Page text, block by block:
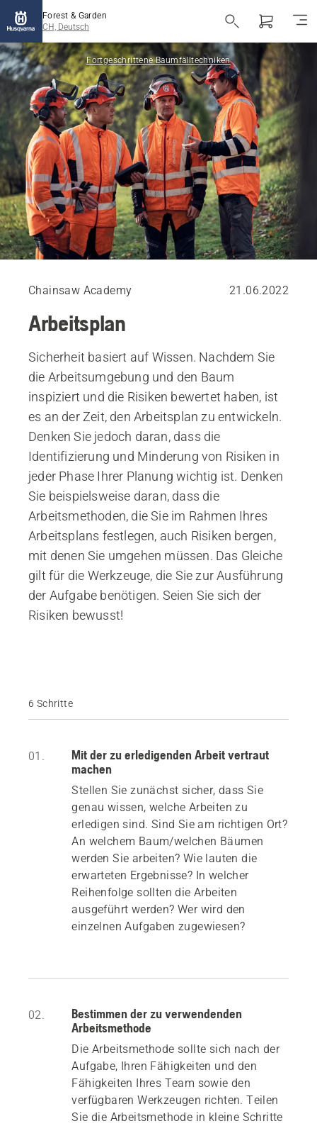
Forest & Garden
CH, Deutsch
Fortgeschrittene Baumfälltechniken
Chainsaw Academy 21.06.2022
Arbeitsplan
Sicherheit basiert auf Wissen. Nachdem Sie
die Arbeitsumgebung und den Baum
inspiziert und die Risiken bewertet haben, ist
es an der Zeit, den Arbeitsplan zu entwickeln.
Denken Sie jedoch daran, dass die
Identifizierung und Minderung von Risiken in
jeder Phase Ihrer Planung wichtig ist. Denken
Sie beispielsweise daran, dass die
Arbeitsmethoden, die Sie im Rahmen Ihres
Arbeitsplans festlegen, auch Risiken bergen,
mit denen Sie umgehen müssen. Das Gleiche
gilt für die Werkzeuge, die Sie zur Ausführung
der Aufgabe benötigen. Seien Sie sich der
Risiken bewusst!
6 Schritte
01.
Mit der zu erledigenden Arbeit vertraut
machen
Stellen Sie zunächst sicher, dass Sie
genau wissen, welche Arbeiten zu
erledigen sind. Sind Sie am richtigen Ort?
An welchem Baum/welchen Bäumen
werden Sie arbeiten? Wie lauten die
erwarteten Ergebnisse? In welcher
Reihenfolge sollten die Arbeiten
ausgeführt werden? Wer wird den
einzelnen Aufgaben zugewiesen?
02.
Bestimmen der zu verwendenden
Arbeitsmethode
Die Arbeitsmethode sollte sich nach der
Aufgabe, Ihren Fähigkeiten und den
Fähigkeiten Ihres Team sowie den
verfügbaren Werkzeugen richten. Teilen
Sie die Arbeitsmethode in kleine Schritte